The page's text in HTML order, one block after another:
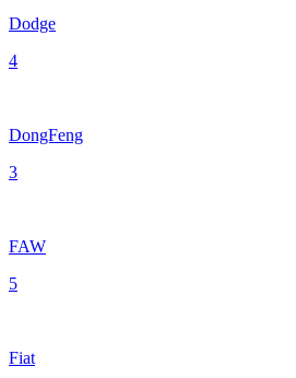
Dodge
4
DongFeng
3
FAW
5
Fiat